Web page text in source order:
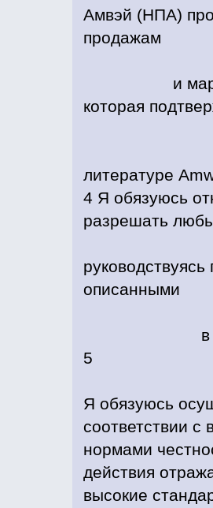
Aмвэй (НПА)
продажам
и
которая
литературе
4 Я обязуюсь
разрешать
описанными
в
5
Я обязуюсь
соответствии
нормами
действия
высокие